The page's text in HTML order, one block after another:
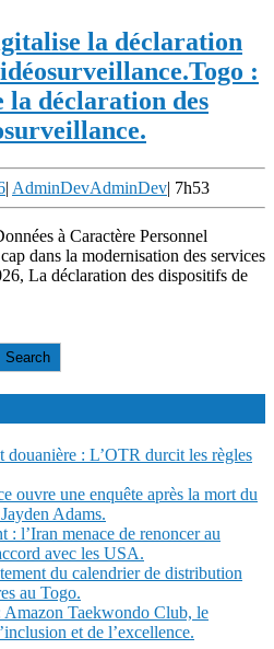
la déclaration
Togo :
la déclaration des
| AdminDevAdminDev| 7h53
dans la modernisation des services
La déclaration des dispositifs de
Search
douanière : L’OTR durcit les règles
ouvre une enquête après la mort du
Adams.
l’Iran menace de renoncer au
avec les USA.
du calendrier de distribution
au Togo.
Taekwondo Club, le
et de l’excellence.